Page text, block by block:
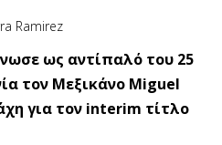
ως αντίπαλό του 25
τον Μεξικάνο Miguel
για τον interim τίτλο